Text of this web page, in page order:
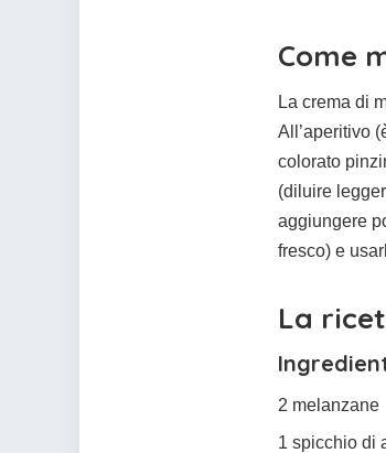
Come
La crema di
All’aperitivo
colorato
(diluire
aggiungere
fresco) e
La
2 melanzane
1 spicchio di